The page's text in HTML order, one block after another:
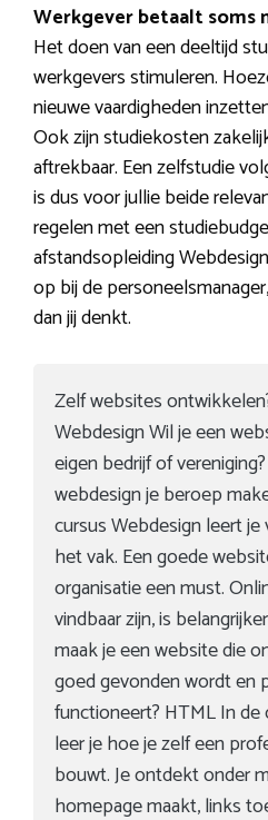
Werkgever betaalt soms
Het doen van een deeltijd
werkgevers stimuleren.
nieuwe vaardigheden
Ook zijn studiekosten
aftrekbaar. Een zelfstudie
is dus voor jullie beide
regelen met een
afstandsopleiding
op bij de
dan jij denkt.
Zelf websites
Webdesign Wil je een
eigen bedrijf of
webdesign je beroep
cursus Webdesign leert
het vak. Een goede
organisatie een must.
vindbaar zijn, is
maak je een website die
goed gevonden wordt en
functioneert? HTML In de
leer je hoe je zelf een
bouwt. Je ontdekt onder
homepage maakt, links